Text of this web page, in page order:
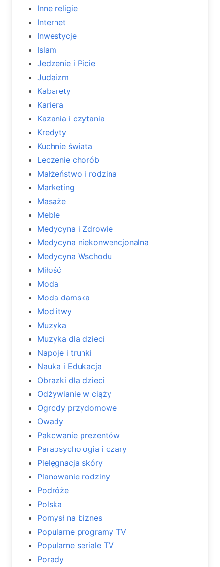
Inne religie
Internet
Inwestycje
Islam
Jedzenie i Picie
Judaizm
Kabarety
Kariera
Kazania i czytania
Kredyty
Kuchnie świata
Leczenie chorób
Małżeństwo i rodzina
Marketing
Masaże
Meble
Medycyna i Zdrowie
Medycyna niekonwencjonalna
Medycyna Wschodu
Miłość
Moda
Moda damska
Modlitwy
Muzyka
Muzyka dla dzieci
Napoje i trunki
Nauka i Edukacja
Obrazki dla dzieci
Odżywianie w ciąży
Ogrody przydomowe
Owady
Pakowanie prezentów
Parapsychologia i czary
Pielęgnacja skóry
Planowanie rodziny
Podróże
Polska
Pomysł na biznes
Popularne programy TV
Popularne seriale TV
Porady